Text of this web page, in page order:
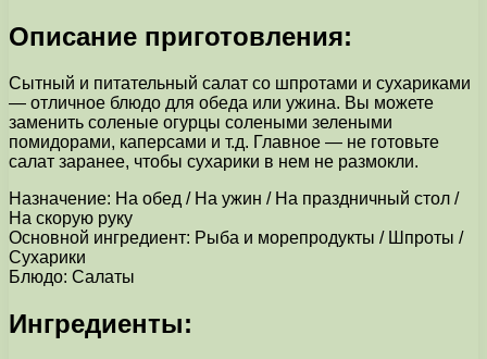
Описание приготовления:
Сытный и питательный салат со шпротами и сухариками
— отличное блюдо для обеда или ужина. Вы можете
заменить соленые огурцы солеными зелеными
помидорами, каперсами и т.д. Главное — не готовьте
салат заранее, чтобы сухарики в нем не размокли.
Назначение: На обед / На ужин / На праздничный стол /
На скорую руку
Основной ингредиент: Рыба и морепродукты / Шпроты /
Сухарики
Блюдо: Салаты
Ингредиенты: